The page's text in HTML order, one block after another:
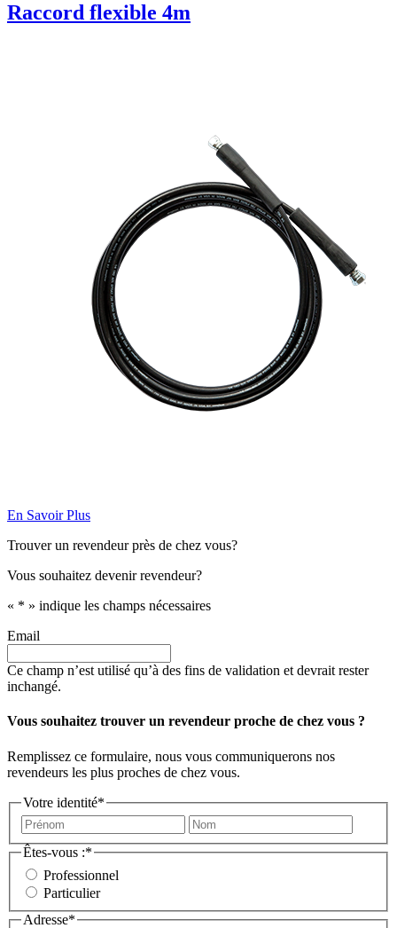
Raccord flexible 4m
En Savoir Plus
Trouver un revendeur près de chez vous?
Vous souhaitez devenir revendeur?
« * » indique les champs nécessaires
Email
Ce champ n’est utilisé qu’à des fins de validation et devrait rester
inchangé.
Vous souhaitez trouver un revendeur proche de chez vous ?
Remplissez ce formulaire, nous vous communiquerons nos
revendeurs les plus proches de chez vous.
Votre identité*
Prénom
Êtes-vous :*
Professionnel
Particulier
Adresse*